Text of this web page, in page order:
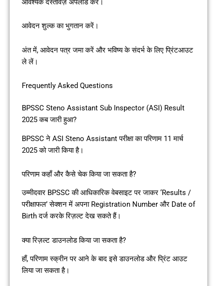
आवश्यक दस्तावेज़ अपलोड करें।
आवेदन शुल्क का भुगतान करें।
अंत में, आवेदन पत्र जमा करें और भविष्य के संदर्भ के लिए प्रिंटआउट
ले लें।
Frequently Asked Questions
BPSSC Steno Assistant Sub Inspector (ASI) Result
2025 कब जारी हुआ?
BPSSC ने ASI Steno Assistant परीक्षा का परिणाम 11 मार्च
2025 को जारी किया है।
परिणाम कहाँ और कैसे चेक किया जा सकता है?
उम्मीदवार BPSSC की आधिकारिक वेबसाइट पर जाकर ‘Results /
परीक्षाफल’ सेक्शन में अपना Registration Number और Date of
Birth दर्ज करके रिज़ल्ट देख सकते हैं।
क्या रिज़ल्ट डाउनलोड किया जा सकता है?
हाँ, परिणाम स्क्रीन पर आने के बाद इसे डाउनलोड और प्रिंट आउट
लिया जा सकता है।